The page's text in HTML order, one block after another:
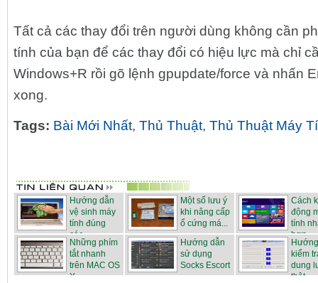
Tất cả các thay đổi trên người dùng không cần
tính của bạn để các thay đổi có hiệu lực mà chỉ
Windows+R rồi gõ lệnh gpupdate/force và nhấn
xong.
Tags: Bài Mới Nhất, Thủ Thuật, Thủ Thuật Máy
Hướng dẫn
vệ sinh máy
tính đúng
các...
Một số lưu ý
khi nâng cấp
ổ cứng má...
Cách
động
tính
hơn
Những phím
tắt nhanh
trên MAC OS
X
Hướng dẫn
sử dụng
Socks Escort
kiểm
dung
thật ...